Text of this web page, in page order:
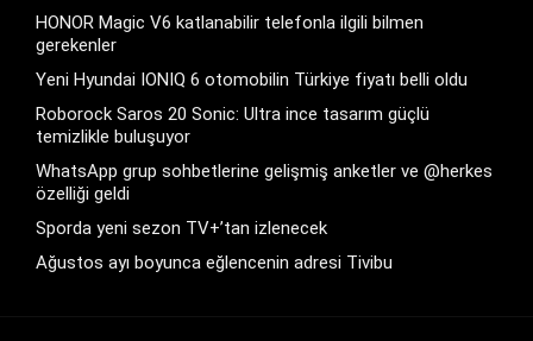
HONOR Magic V6 katlanabilir telefonla ilgili bilmen
gerekenler
Yeni Hyundai IONIQ 6 otomobilin Türkiye fiyatı belli oldu
Roborock Saros 20 Sonic: Ultra ince tasarım güçlü
temizlikle buluşuyor
WhatsApp grup sohbetlerine gelişmiş anketler ve @herkes
özelliği geldi
Sporda yeni sezon TV+’tan izlenecek
Ağustos ayı boyunca eğlencenin adresi Tivibu